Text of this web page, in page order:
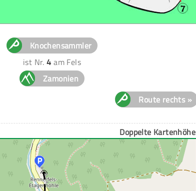
Knochensammler
ist Nr.4 am Fels
Zamonien
Route rechts »
Doppelte Kartenhöhe